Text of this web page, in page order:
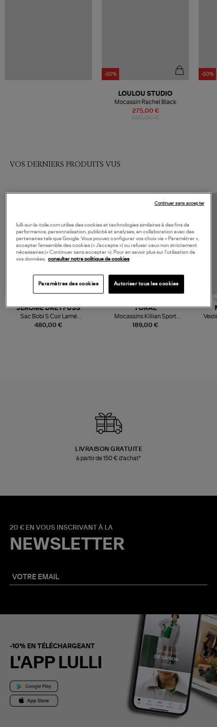
-50%
275,00 €
LOULOU STUDIO
Mocassin Rachel Black
-50%
VOS DERNIERS PRODUITS VUS
480,00 €
JEROME DREYFUSS
Sac Bobi S Cuir Lamé
Champagne
189,00 €
TORAL
Mocassins Killian Sport
Mousse
LIVRAISON GRATUITE
à partir de 150 € d'achat*
20 € EN VOUS INSCRIVANT À LA
NEWSLETTER
-10% EN TÉLÉCHARGEANT
L'APP LULLI
lulli-sur-la-toile.com utilise des cookies et technologies similaires à des fins de
performance, personnalisation, publicité et analyses, en collaboration avec des
partenaires tels que Google. Vous pouvez configurer vos choix via « Paramétrer »,
accepter l’ensemble des cookies (« J’accepte ») ou refuser ceux non strictement
nécessaires (« Continuer sans accepter »). Pour en savoir plus sur l’utilisation de
vos données, consulter notre politique de cookies
Paramètres des cookies Autoriser tous les cookies
Continuer sans accepter